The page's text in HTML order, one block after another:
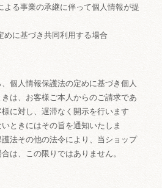
よる事業の承継に伴って個人情報が提
めに基づき共同利用する場合
個人情報保護法の定めに基づき個人
は、お客様ご本人からのご請求であ
に対し、遅滞なく開示を行います
いときにはその旨を通知いたしま
法その他の法令により、当ショップ
は、この限りではありません。